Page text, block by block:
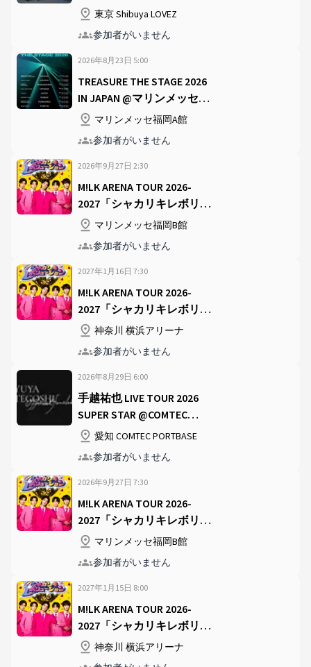
東京 Shibuya LOVEZ
参加者がいません
2026年8月23日 5:00
TREASURE THE STAGE 2026
IN JAPAN @マリンメッセ福
岡A館マリンメッセ福岡A館
参加者がいません
2026年9月27日 2:30
M!LK ARENA TOUR 2026-
2027「シャカリキレボリュ
ーション」 @マリンメッセ
マリンメッセ福岡B館
参加者がいません
2027年1月16日 7:30
M!LK ARENA TOUR 2026-
2027「シャカリキレボリュ
ーション」 @横浜アリーナ
神奈川 横浜アリーナ
参加者がいません
2026年8月29日 6:00
手越祐也 LIVE TOUR 2026
SUPER STAR @COMTEC
PORTBASE
愛知 COMTEC PORTBASE
参加者がいません
2026年9月27日 7:30
M!LK ARENA TOUR 2026-
2027「シャカリキレボリュ
ーション」 @マリンメッセ
マリンメッセ福岡B館
参加者がいません
2027年1月15日 8:00
M!LK ARENA TOUR 2026-
2027「シャカリキレボリュ
ーション」 @横浜アリーナ
神奈川 横浜アリーナ